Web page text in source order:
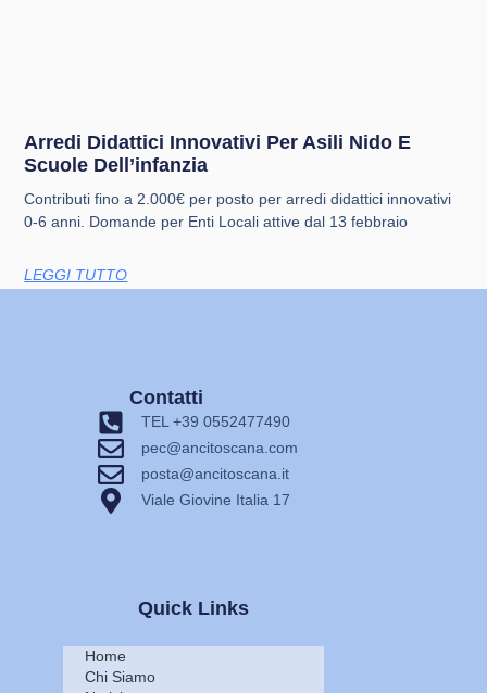
Arredi Didattici Innovativi Per Asili Nido E
Scuole Dell’infanzia
Contributi fino a 2.000€ per posto per arredi didattici innovativi
0-6 anni. Domande per Enti Locali attive dal 13 febbraio
LEGGI TUTTO
Quick Links
Home
Chi Siamo
Contatti
TEL +39 0552477490
pec@ancitoscana.com
posta@ancitoscana.it
Viale Giovine Italia 17